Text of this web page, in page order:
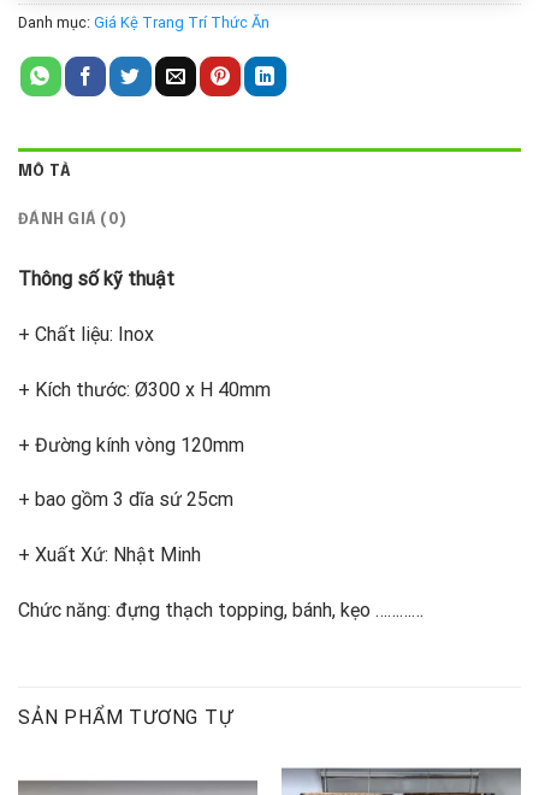
Danh mục: Giá Kệ Trang Trí Thức Ăn
MÔ TẢ
ĐÁNH GIÁ (0)
Thông số kỹ thuật
+ Chất liệu: Inox
+ Kích thước: Ø300 x H 40mm
+ Đường kính vòng 120mm
+ bao gồm 3 dĩa sứ 25cm
+ Xuất Xứ: Nhật Minh
Chức năng: đựng thạch topping, bánh, kẹo …………
SẢN PHẨM TƯƠNG TỰ